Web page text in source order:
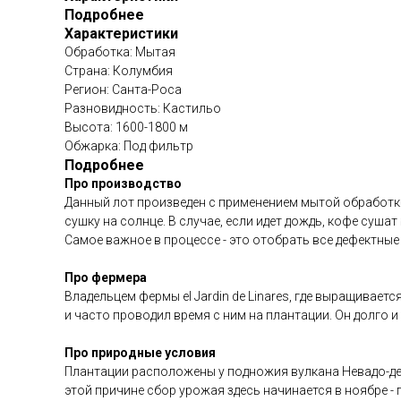
Подробнее
Характеристики
Обработка: Мытая
Страна: Колумбия
Регион: Санта-Роса
Разновидность: Кастильо
Высота: 1600-1800 м
Обжарка: Под фильтр
Подробнее
Про производство
Данный лот произведен с применением мытой
сушку на солнце. В случае, если идет дождь, кофе
Самое важное в процессе - это отобрать все
Про фермера
Владельцем фермы el Jardin de Linares, где
и часто проводил время с ним на плантации. Он долго
Про природные условия
Плантации расположены у подножия вулкана Невадо-
этой причине сбор урожая здесь начинается в ноябре